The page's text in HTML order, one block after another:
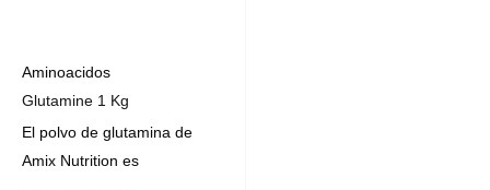
Aminoacidos
Glutamine 1 Kg
El polvo de glutamina de
Amix Nutrition es